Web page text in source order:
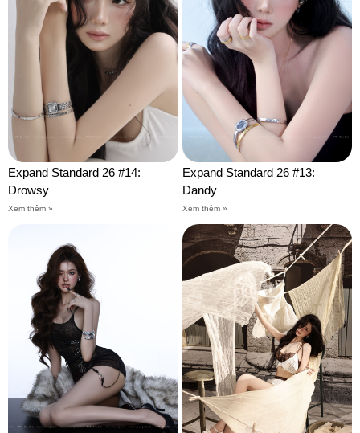
Expand Standard 26 #14:
Drowsy
Xem thêm »
Expand Standard 26 #13:
Dandy
Xem thêm »